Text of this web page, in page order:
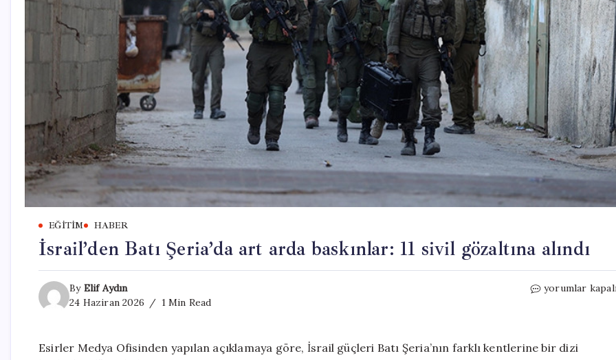
EĞITIM HABER
İsrail’den Batı Şeria’da art arda baskınlar: 11 sivil gözaltına alındı
By Elif Aydın
24 Haziran 2026
1 Min Read
İsrail’den
arda
yorumlar
Esirler Medya Ofisinden yapılan açıklamaya göre, İsrail güçleri Batı Şeria’nın farklı kentlerine bir dizi